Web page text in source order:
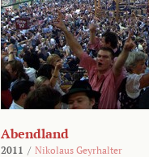
Abendland
2011 / Nikolaus Geyrhalter